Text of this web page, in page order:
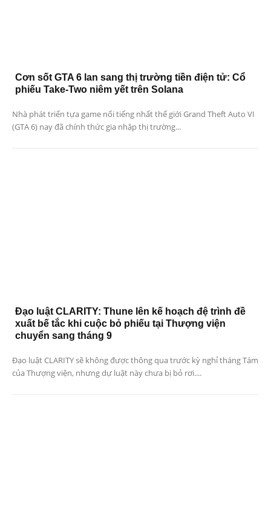
Cơn sốt GTA 6 lan sang thị trường tiền điện tử: Cổ
phiếu Take-Two niêm yết trên Solana
Nhà phát triển tựa game nổi tiếng nhất thế giới Grand Theft Auto VI
(GTA 6) nay đã chính thức gia nhập thị trường...
Đạo luật CLARITY: Thune lên kế hoạch đệ trình đề
xuất bế tắc khi cuộc bỏ phiếu tại Thượng viện
chuyển sang tháng 9
Đạo luật CLARITY sẽ không được thông qua trước kỳ nghỉ tháng Tám
của Thượng viện, nhưng dự luật này chưa bị bỏ rơi....